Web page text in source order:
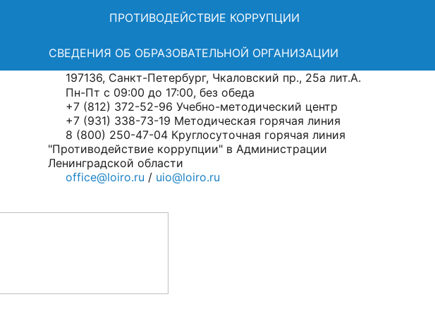
ПРОТИВОДЕЙСТВИЕ КОРРУПЦИИ
СВЕДЕНИЯ ОБ ОБРАЗОВАТЕЛЬНОЙ ОРГАНИЗАЦИИ
197136, Санкт-Петербург, Чкаловский пр., 25а лит.А.
Пн-Пт с 09:00 до 17:00, без обеда
+7 (812) 372-52-96 Учебно-методический центр
+7 (931) 338-73-19 Методическая горячая линия
8 (800) 250-47-04 Круглосуточная горячая линия
"Противодействие коррупции" в Администрации
Ленинградской области
office@loiro.ru / uio@loiro.ru